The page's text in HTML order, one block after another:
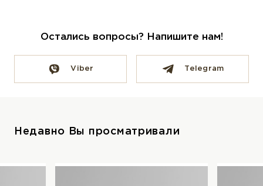
Остались вопросы? Напишите нам!
Viber Telegram
Недавно Вы просматривали